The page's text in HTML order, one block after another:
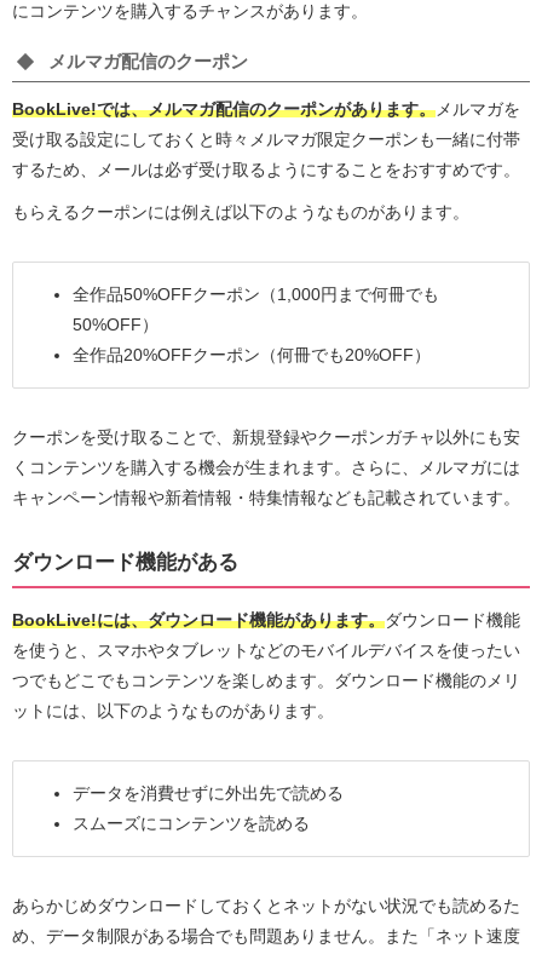
にコンテンツを購入するチャンスがあります。
メルマガ配信のクーポン
BookLive!では、メルマガ配信のクーポンがあります。 メルマガを
受け取る設定にしておくと時々メルマガ限定クーポンも一緒に付帯
するため、メールは必ず受け取るようにすることをおすすめです。
もらえるクーポンには例えば以下のようなものがあります。
全作品50%OFFクーポン（1,000円まで何冊でも
50%OFF）
全作品20%OFFクーポン（何冊でも20%OFF）
クーポンを受け取ることで、新規登録やクーポンガチャ以外にも安
くコンテンツを購入する機会が生まれます。さらに、メルマガには
キャンペーン情報や新着情報・特集情報なども記載されています。
ダウンロード機能がある
BookLive!には、ダウンロード機能があります。ダウンロード機能
を使うと、スマホやタブレットなどのモバイルデバイスを使ったい
つでもどこでもコンテンツを楽しめます。ダウンロード機能のメリ
ットには、以下のようなものがあります。
データを消費せずに外出先で読める
スムーズにコンテンツを読める
あらかじめダウンロードしておくとネットがない状況でも読めるた
め、データ制限がある場合でも問題ありません。また「ネット速度